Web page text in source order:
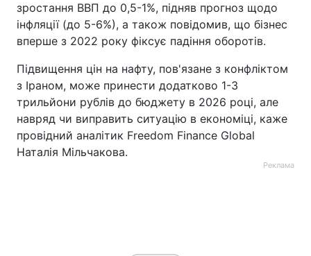
зростання ВВП до 0,5-1%, підняв прогноз щодо
інфляції (до 5-6%), а також повідомив, що бізнес
вперше з 2022 року фіксує падіння оборотів.
Підвищення цін на нафту, пов'язане з конфліктом
з Іраном, може принести додатково 1-3
трильйони рублів до бюджету в 2026 році, але
навряд чи виправить ситуацію в економіці, каже
провідний аналітик Freedom Finance Global
Наталія Мільчакова.
Реклама